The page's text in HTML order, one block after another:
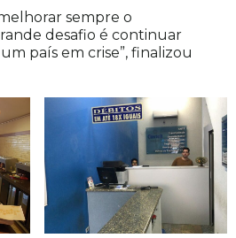
sempre o
desafio é continuar
país em crise”, finalizou